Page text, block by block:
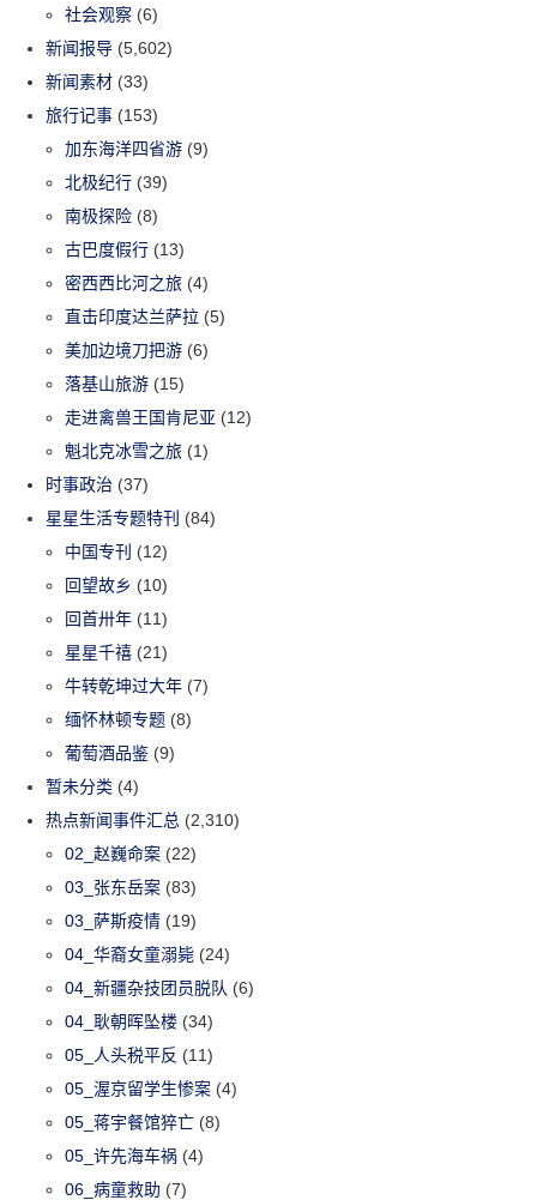
社会观察 (6)
新闻报导 (5,602)
新闻素材 (33)
旅行记事 (153)
加东海洋四省游 (9)
北极纪行 (39)
南极探险 (8)
古巴度假行 (13)
密西西比河之旅 (4)
直击印度达兰萨拉 (5)
美加边境刀把游 (6)
落基山旅游 (15)
走进禽兽王国肯尼亚 (12)
魁北克冰雪之旅 (1)
时事政治 (37)
星星生活专题特刊 (84)
中国专刊 (12)
回望故乡 (10)
回首卅年 (11)
星星千禧 (21)
牛转乾坤过大年 (7)
缅怀林顿专题 (8)
葡萄酒品鉴 (9)
暂未分类 (4)
热点新闻事件汇总 (2,310)
02_赵巍命案 (22)
03_张东岳案 (83)
03_萨斯疫情 (19)
04_华裔女童溺毙 (24)
04_新疆杂技团员脱队 (6)
04_耿朝晖坠楼 (34)
05_人头税平反 (11)
05_渥京留学生惨案 (4)
05_蒋宇餐馆猝亡 (8)
05_许先海车祸 (4)
06_病童救助 (7)